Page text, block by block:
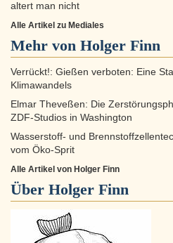
altert man nicht
Alle Artikel zu Mediales
Mehr von Holger Finn
Verrückt!: Gießen verboten: Eine
Klimawandels
Elmar Theveßen: Die
ZDF-Studios in Washington
Wasserstoff- und
vom Öko-Sprit
Alle Artikel von Holger Finn
Über Holger Finn